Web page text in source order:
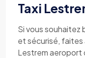
Taxi
Si vous souhaitez
et sécurisé, faites
Lestrem aeroport